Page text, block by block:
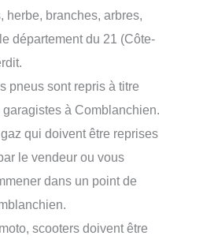
herbe, branches, arbres,
département du 21 (Côte-
pneus sont repris à titre
à Comblanchien.
qui doivent être reprises
le vendeur ou vous
dans un point de
scooters doivent être